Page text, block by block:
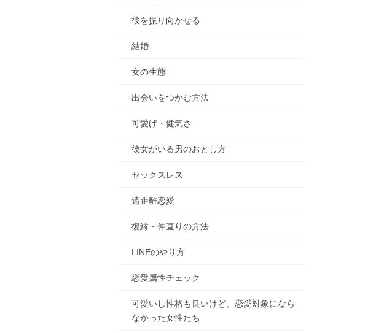
彼を振り向かせる
結婚
女の生態
出会いをつかむ方法
可愛げ・健気さ
彼女がいる男のおとし方
セックスレス
遠距離恋愛
復縁・仲直りの方法
LINEのやり方
恋愛属性チェック
可愛いし性格も良いけど、恋愛対象になら
なかった女性たち